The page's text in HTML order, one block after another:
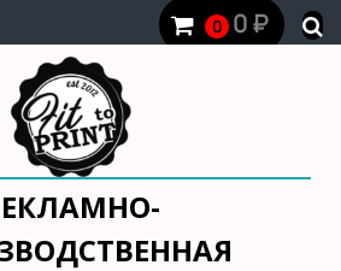
0 0₽